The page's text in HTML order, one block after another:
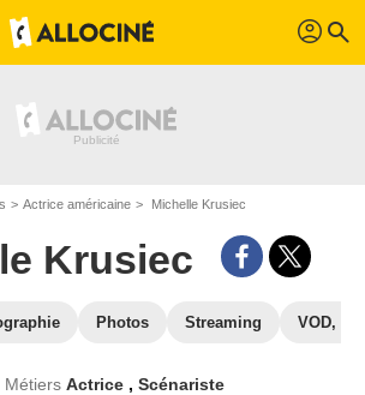
profil search
Actrice américaine Michelle Krusiec
Krusiec
Photos Streaming VOD,
MétiersActrice ,Scénariste